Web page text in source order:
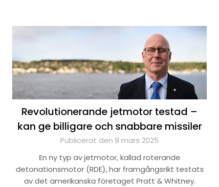
Revolutionerande jetmotor testad –
kan ge billigare och snabbare missiler
Publicerat den 8 mars 2025
En ny typ av jetmotor, kallad roterande
detonationsmotor (RDE), har framgångsrikt testats
av det amerikanska företaget Pratt & Whitney.